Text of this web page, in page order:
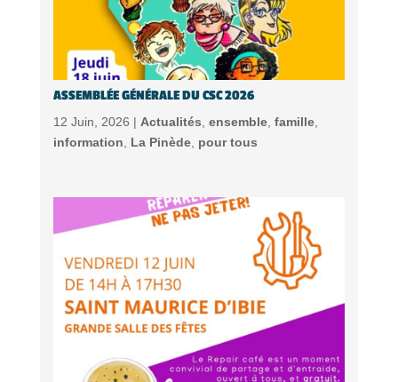
ASSEMBLÉE GÉNÉRALE DU CSC 2026
12 Juin, 2026 | Actualités, ensemble, famille,
information, La Pinède, pour tous